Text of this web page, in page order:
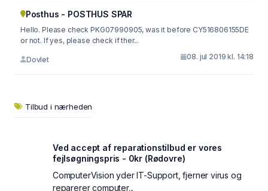
Posthus - POSTHUS SPAR
Hello. Please check PKG07990905, was it before CY516806155DE
or not. If yes, please check if ther...
Dovlet 08. jul 2019 kl. 14:18
Tilbud i nærheden
Ved accept af reparationstilbud er vores
fejlsøgningspris - 0kr (Rødovre)
ComputerVision yder IT-Support, fjerner virus og
reparerer computer...